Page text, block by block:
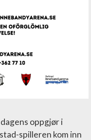
oppgjør i
spilleren kom inn